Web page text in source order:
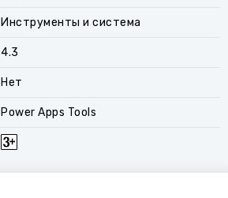
Инструменты и система
4.3
Нет
Power Apps Tools